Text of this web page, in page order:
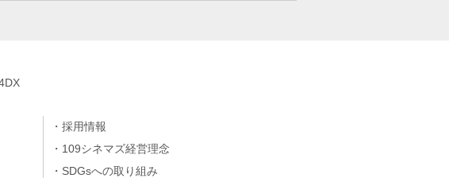
採用情報
109シネマズ経営理念
SDGsへの取り組み